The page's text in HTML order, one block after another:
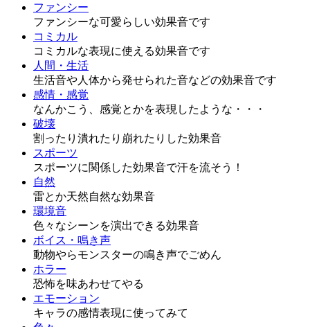
ファンシー
ファンシーな可愛らしい効果音です
コミカル
コミカルな表現に使える効果音です
人間・生活
生活音や人体から発せられた音などの効果音です
感情・感覚
なんかこう、感覚とかを表現したような・・・
破壊
割ったり潰れたり崩れたりした効果音
スポーツ
スポーツに関係した効果音で汗を流そう！
自然
雷とか天然自然な効果音
環境音
色々なシーンを演出できる効果音
ボイス・鳴き声
動物やらモンスターの鳴き声でごめん
ホラー
恐怖を味あわせてやる
エモーション
キャラの感情表現に使ってみて